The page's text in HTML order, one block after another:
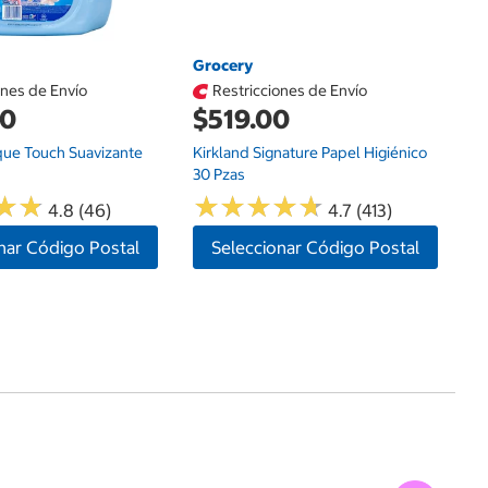
de Envío
Touch Suavizante
★
★ 4.8 (46)
Código Postal
Grocery
Restricciones de Envío
$519.00
Kirkland Signature Papel Higiénico
30 Pzas
★★★★★
★★★★★ 4.7 (413)
Seleccionar Código Postal